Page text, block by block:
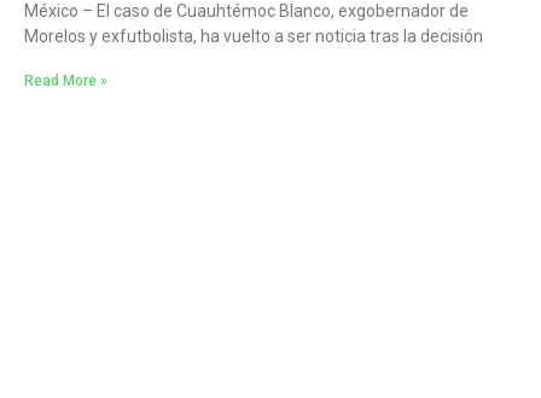
México – El caso de Cuauhtémoc Blanco, exgobernador de
Morelos y exfutbolista, ha vuelto a ser noticia tras la decisión
Read More »